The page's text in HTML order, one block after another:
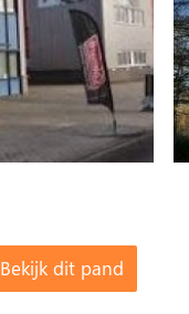
Bekijk dit pand